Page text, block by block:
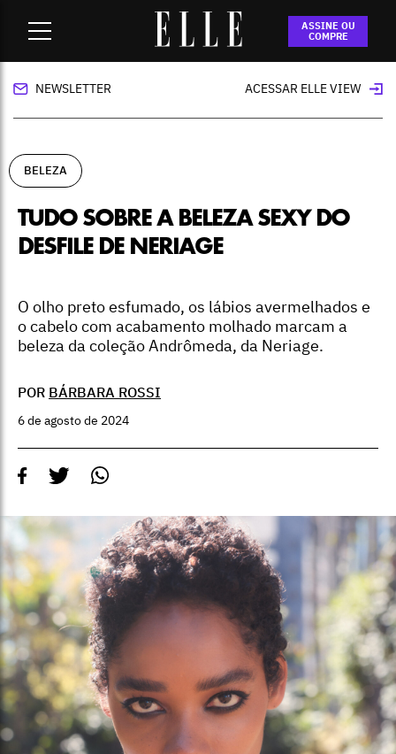
ASSINE OU
COMPRE
Tudo sobre a beleza sexy do desfile de
Neriage
NEWSLETTER ACESSAR ELLE VIEW
BELEZA
TUDO SOBRE A BELEZA SEXY DO
DESFILE DE NERIAGE
O olho preto esfumado, os lábios avermelhados e
o cabelo com acabamento molhado marcam a
beleza da coleção Andrômeda, da Neriage.
POR BÁRBARA ROSSI
6 de agosto de 2024